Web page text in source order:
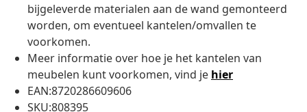
bijgeleverde materialen aan de wand gemonteerd
worden, om eventueel kantelen/omvallen te
voorkomen.
Meer informatie over hoe je het kantelen van
meubelen kunt voorkomen, vind je hier
EAN:8720286609606
SKU:808395